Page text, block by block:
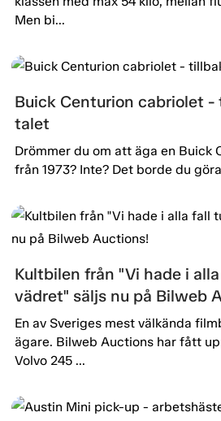
Men bi...
Buick Centurion cabriolet
talet
Drömmer du om att äga en Buick
från 1973? Inte? Det borde du
Kultbilen från "Vi hade i
vädret" säljs nu på Bilweb
En av Sveriges mest välkända
ägare. Bilweb Auctions har fått
Volvo 245 ...